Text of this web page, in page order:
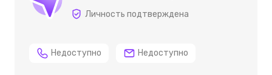
Личность подтверждена
Недоступно Недоступно